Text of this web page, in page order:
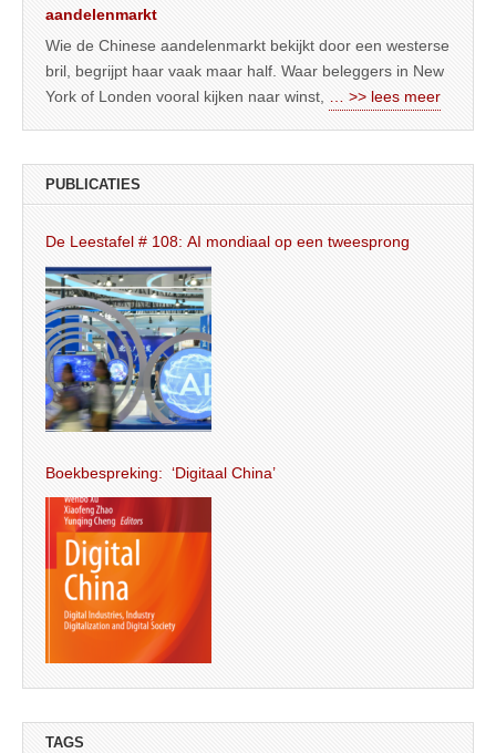
aandelenmarkt
Wie de Chinese aandelenmarkt bekijkt door een westerse
bril, begrijpt haar vaak maar half. Waar beleggers in New
York of Londen vooral kijken naar winst, … >> lees meer
PUBLICATIES
De Leestafel # 108: AI mondiaal op een tweesprong
Boekbespreking: ‘Digitaal China’
TAGS